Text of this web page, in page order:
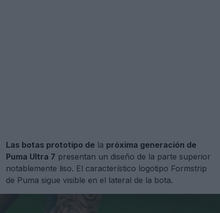
Las botas prototipo de la próxima generación de
Puma Ultra 7 presentan un diseño de la parte superior
notablemente liso. El característico logotipo Formstrip
de Puma sigue visible en el lateral de la bota.